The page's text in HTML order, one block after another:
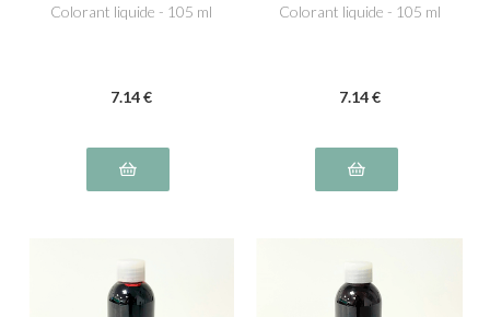
Colorant liquide - 105 ml
7.14 €
Colorant liquide - 105 ml
7.14 €